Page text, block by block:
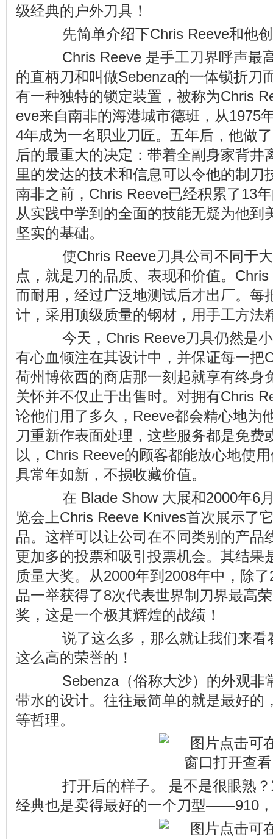
级经典的户外刀具！
先简单介绍下Chris Reeve和他创
Chris Reeve 是手工刀界呼声最
的直柄刀和叫做Sebenza的一体锁折刀
有一种独特的锁定装置，被称为Chris
eve来自南非的海港城市德班，从1975
4年成为一名职业刀匠。五年后，他做
后的最重大的决定：带着全副身家背井
里的发达的技术和信息可以令他的制刀
南非之前，Chris Reeve已经积累了13
从实践中学到的全面的技能无疑为他到
坚实的基础。
使Chris Reeve刀具公司不同于大
点，就是刀的品质、表现和价值。
而耐用，经过广泛地测试后才出厂。每
计，采用顶级质量的钢材，用手工方法
今天，Chris Reeve刀具仍然是小
有心血倾注在其设计中，并保证每一把
荷州博依西的商店那一刻起就享有终身
关怀并不仅止于出售时。对拥有Chris
论他们用了多久，Reeve都会精心地为
刀重新作表面处理，这些服务都是免费
以，Chris Reeve的顾客都能放心地使
具常年如新，不损收藏价值。
在 Blade Show 大展和2000年6
览会上Chris Reeve Knives首次展示了
品。这样可以让公司在不同类别的产品
更加多的投票和吸引投票机会。其结果
质量大奖。从2000年到2008年中，除
品一举获得了8次代表世界制刀界最高
奖，这是一个极其辉煌的战绩！
说了这么多，那么就让我们来看
这么高的荣誉的！
Sebenza（俗称大沙）的外观非
带水的设计。往往最简单的就是最好的
等哲理。
打开后的样子。 是不是很眼熟？
经典也是卖得最好的一个刀型——910